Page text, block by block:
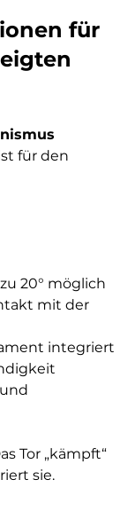
für
für den
20° möglich
mit der
integriert
Tor „kämpft“
sie.